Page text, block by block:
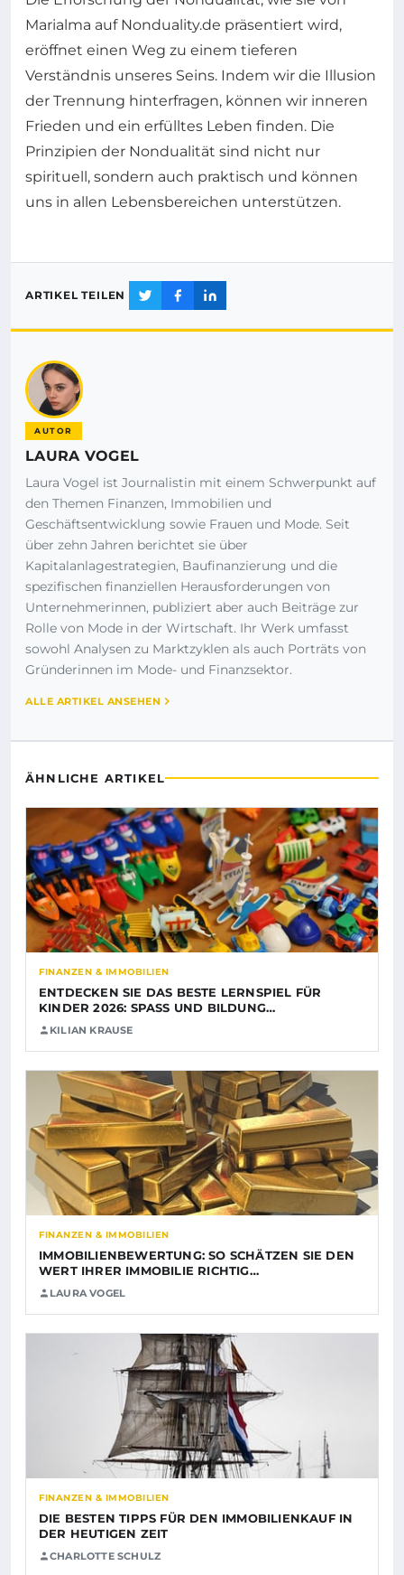
Marialma auf Nonduality.de präsentiert wird,
eröffnet einen Weg zu einem tieferen
Verständnis unseres Seins. Indem wir die Illusion
der Trennung hinterfragen, können wir inneren
Frieden und ein erfülltes Leben finden. Die
Prinzipien der Nondualität sind nicht nur
spirituell, sondern auch praktisch und können
uns in allen Lebensbereichen unterstützen.
ARTIKEL TEILEN
AUTOR
LAURA VOGEL
Laura Vogel ist Journalistin mit einem Schwerpunkt auf
den Themen Finanzen, Immobilien und
Geschäftsentwicklung sowie Frauen und Mode. Seit
über zehn Jahren berichtet sie über
Kapitalanlagestrategien, Baufinanzierung und die
spezifischen finanziellen Herausforderungen von
Unternehmerinnen, publiziert aber auch Beiträge zur
Rolle von Mode in der Wirtschaft. Ihr Werk umfasst
sowohl Analysen zu Marktzyklen als auch Porträts von
Gründerinnen im Mode- und Finanzsektor.
ALLE ARTIKEL ANSEHEN
ÄHNLICHE ARTIKEL
FINANZEN & IMMOBILIEN
ENTDECKEN SIE DAS BESTE LERNSPIEL FÜR
KINDER 2026: SPASS UND BILDUNG…
KILIAN KRAUSE
FINANZEN & IMMOBILIEN
IMMOBILIENBEWERTUNG: SO SCHÄTZEN SIE DEN
WERT IHRER IMMOBILIE RICHTIG…
LAURA VOGEL
FINANZEN & IMMOBILIEN
DIE BESTEN TIPPS FÜR DEN IMMOBILIENKAUF IN
DER HEUTIGEN ZEIT
CHARLOTTE SCHULZ